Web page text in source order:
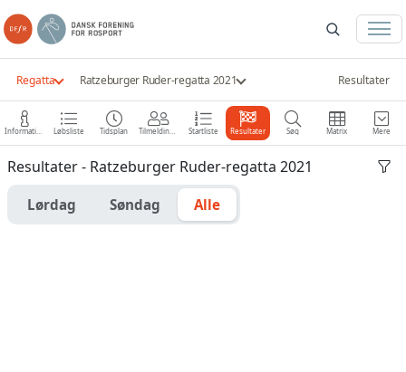
Regatta Ratzeburger Ruder-regatta 2021 Resultater
Information Løbsliste Tidsplan Tilmeldinger Startliste Resultater Søg Matrix Mere
Resultater - Ratzeburger Ruder-regatta 2021
Lørdag Søndag Alle